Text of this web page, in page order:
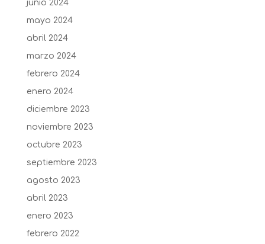
junio 2024
mayo 2024
abril 2024
marzo 2024
febrero 2024
enero 2024
diciembre 2023
noviembre 2023
octubre 2023
septiembre 2023
agosto 2023
abril 2023
enero 2023
febrero 2022